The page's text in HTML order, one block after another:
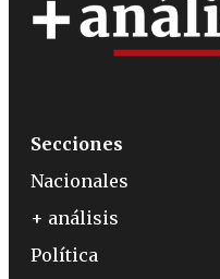
Secciones
Nacionales
+ análisis
Política